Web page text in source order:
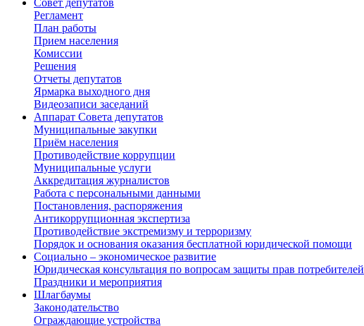
Совет депутатов
Регламент
План работы
Прием населения
Комиссии
Решения
Отчеты депутатов
Ярмарка выходного дня
Видеозаписи заседаний
Аппарат Совета депутатов
Муниципальные закупки
Приём населения
Противодействие коррупции
Муниципальные услуги
Аккредитация журналистов
Работа с персональными данными
Постановления, распоряжения
Антикоррупционная экспертиза
Противодействие экстремизму и терроризму
Порядок и основания оказания бесплатной юридической помощи
Социально – экономическое развитие
Юридическая консультация по вопросам защиты прав потребителей
Праздники и мероприятия
Шлагбаумы
Законодательство
Ограждающие устройства